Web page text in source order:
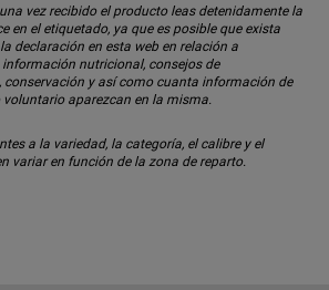
vez recibido el producto leas detenidamente la
en el etiquetado, ya que es posible que exista
declaración en esta web en relación a
información nutricional, consejos de
y así como cuanta información de
aparezcan en la misma.
a la variedad, la categoría, el calibre y el
variar en función de la zona de reparto.